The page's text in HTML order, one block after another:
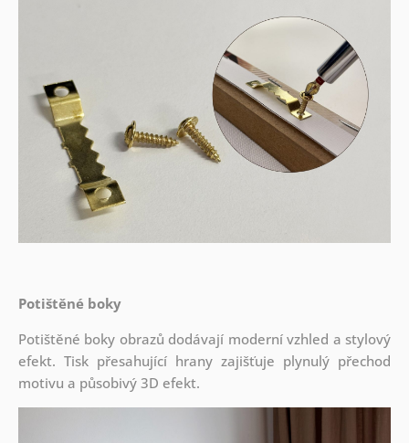
Potištěné boky
Potištěné boky obrazů dodávají moderní vzhled a stylový
efekt. Tisk přesahující hrany zajišťuje plynulý přechod
motivu a působivý 3D efekt.